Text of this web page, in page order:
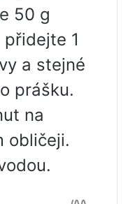
50 g
1
a stejné
prášku.
na
obličeji.